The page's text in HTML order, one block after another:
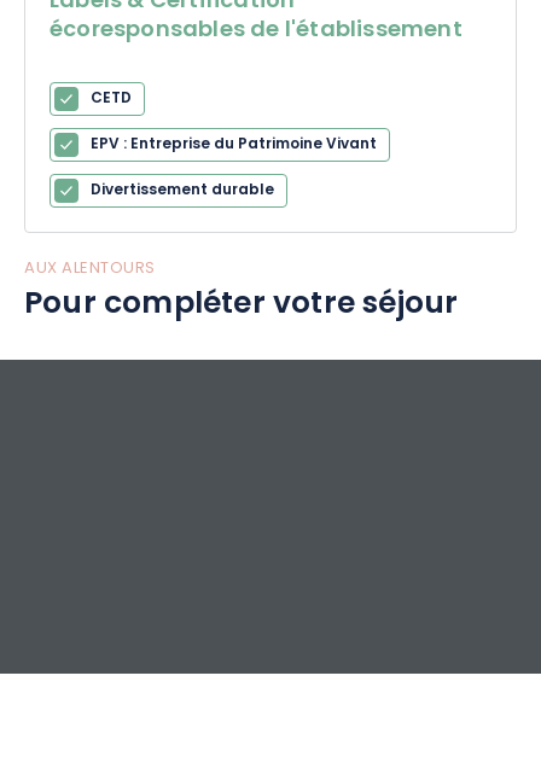
écoresponsables de l'établissement
CETD
EPV : Entreprise du Patrimoine Vivant
Divertissement durable
AUX ALENTOURS
Pour compléter votre séjour